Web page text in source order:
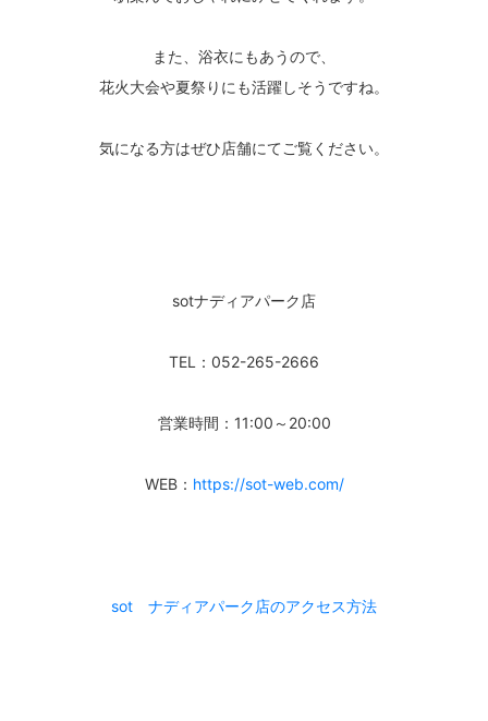
また、浴衣にもあうので、
花火大会や夏祭りにも活躍しそうですね。
気になる方はぜひ店舗にてご覧ください。
sotナディアパーク店
TEL：052-265-2666
営業時間：11:00～20:00
WEB： https://sot-web.com/
sot ナディアパーク店のアクセス方法